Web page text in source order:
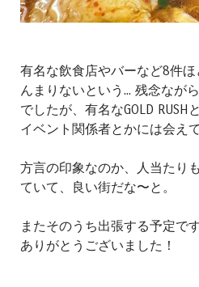
有名な飲食店やバーなど8件
んまりないという... 残念なが
でしたが、有名なGOLD RUSH
イベント関係者とかには会え
方言の印象なのか、人当たり
ていて、良い街だな〜と。
またそのうち出張する予定で
ありがとうございました！